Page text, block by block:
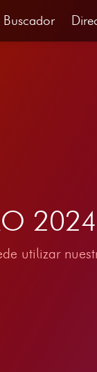
Buscador
2024
utilizar